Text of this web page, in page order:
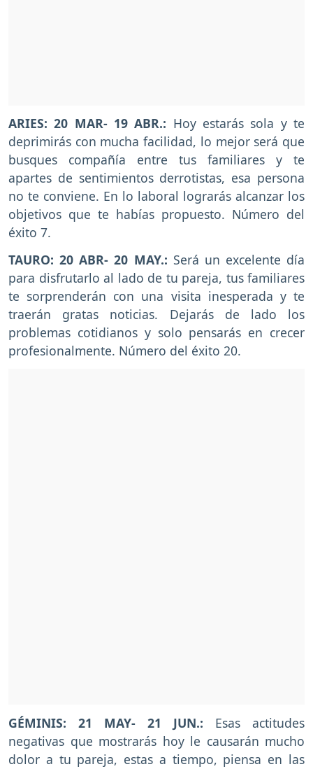
ARIES: 20 MAR- 19 ABR.: Hoy estarás sola y te
deprimirás con mucha facilidad, lo mejor será que
busques compañía entre tus familiares y te
apartes de sentimientos derrotistas, esa persona
no te conviene. En lo laboral lograrás alcanzar los
objetivos que te habías propuesto. Número del
éxito 7.
TAURO: 20 ABR- 20 MAY.: Será un excelente día
para disfrutarlo al lado de tu pareja, tus familiares
te sorprenderán con una visita inesperada y te
traerán gratas noticias. Dejarás de lado los
problemas cotidianos y solo pensarás en crecer
profesionalmente. Número del éxito 20.
GÉMINIS: 21 MAY- 21 JUN.: Esas actitudes
negativas que mostrarás hoy le causarán mucho
dolor a tu pareja, estas a tiempo, piensa en las